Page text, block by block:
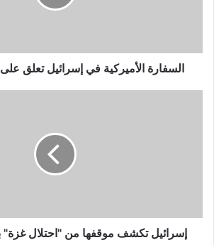
رفح"
السفارة الأميركية في إسرائيل تعلق
البري
إسرائيل تكشف موقفها من "احتلال غزة"